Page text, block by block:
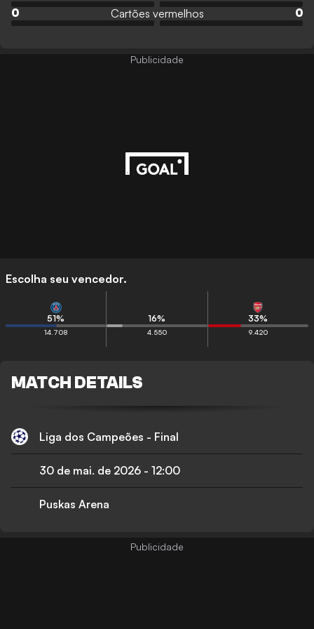
0
Cartões vermelhos 0
Escolha seu vencedor.
51%
14.708
16%
4.550
33%
9.420
MATCH DETAILS
Liga dos Campeões - Final
30 de mai. de 2026 - 12:00
Puskas Arena
Publicidade